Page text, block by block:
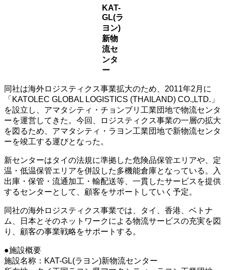
KAT-
GL(ラ
ヨン)
新物
流セ
ンタ
ー
同社は海外ロジスティクス事業拡大のため、2011年2月に
「KATOLEC GLOBAL LOGISTICS (THAILAND) CO.,LTD.」
を設立し、アマタシティ・チョンブリ工業団地で物流センタ
ーを運営してきた。今回、ロジスティクス事業の一層の拡大
を図るため、アマタシティ・ラヨン工業団地で新物流センタ
ーを竣工する運びとなった。
新センターはタイの法規に準拠した危険品保管エリアや、定
温・低温保管エリアを併設した多機能倉庫となっている。入
出庫・保管・流通加工・輸配送等、一貫したサービスを提供
するセンターとして、顧客をサポートしていく予定。
同社の海外ロジスティクス事業では、タイ、香港、ベトナ
ム、日本とそのネットワークによる物流サービスの充実を図
り、顧客の事業戦略をサポートする。
●施設概要
施設名称：KAT-GL(ラヨン)新物流センター